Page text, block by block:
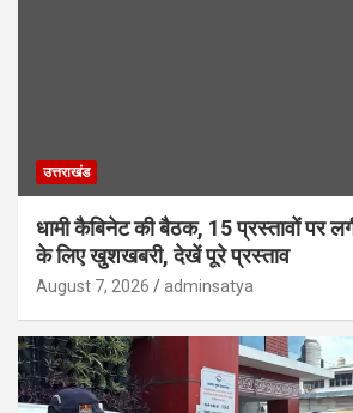
उत्तराखंड
धामी कैबिनेट की बैठक, 15 प्रस्तावों पर
के लिए खुशखबरी, देखें पूरे प्रस्ताव
August 7, 2026 adminsatya